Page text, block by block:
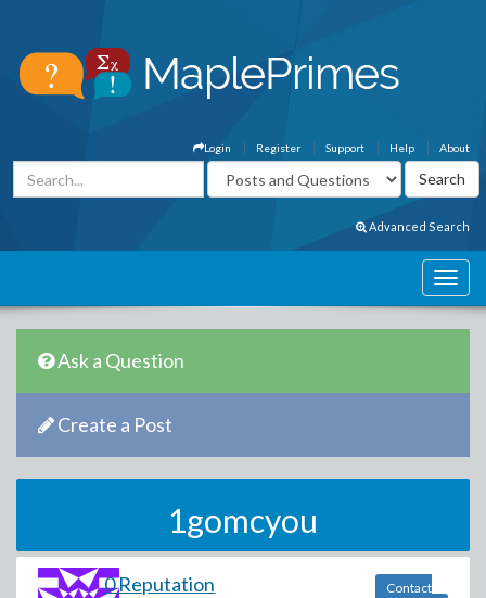
About
Help
Support
Register
Login
Advanced Search
Ask a Question
Create a Post
1gomcyou
0 Reputation
Contact